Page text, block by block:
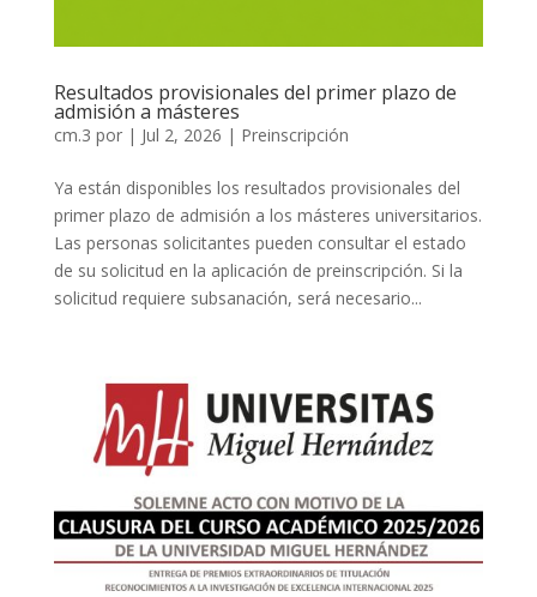
Resultados provisionales del primer plazo de
admisión a másteres
cm.3 por | Jul 2, 2026 | Preinscripción
Ya están disponibles los resultados provisionales del
primer plazo de admisión a los másteres universitarios.
Las personas solicitantes pueden consultar el estado
de su solicitud en la aplicación de preinscripción. Si la
solicitud requiere subsanación, será necesario...